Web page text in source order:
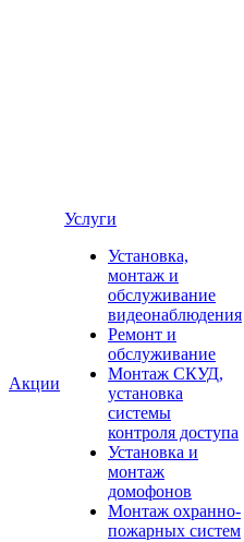
Акции
Услуги
Установка,
монтаж и
обслуживание
видеонаблюдения
Ремонт и
обслуживание
Монтаж СКУД,
установка
системы
контроля доступа
Установка и
монтаж
домофонов
Монтаж охранно-
пожарных систем